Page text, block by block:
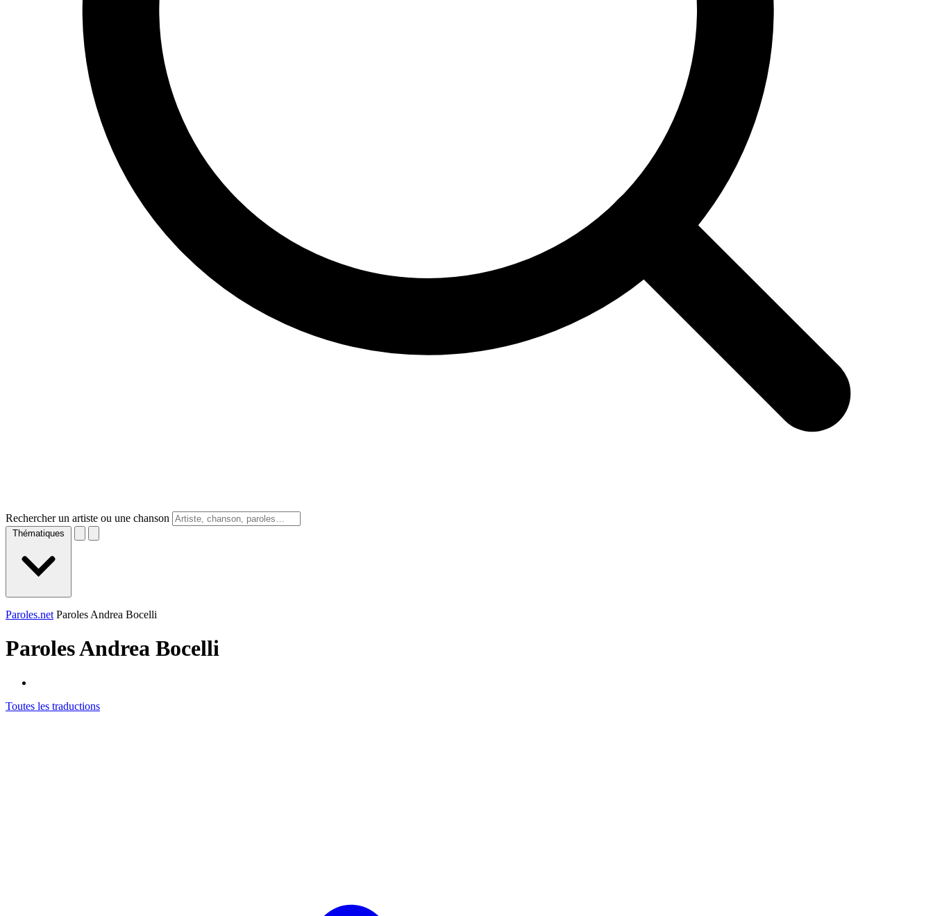
Rechercher un artiste ou une chanson
Thématiques
Paroles.net Paroles Andrea Bocelli
ParolesAndrea Bocelli
Toutes les traductions